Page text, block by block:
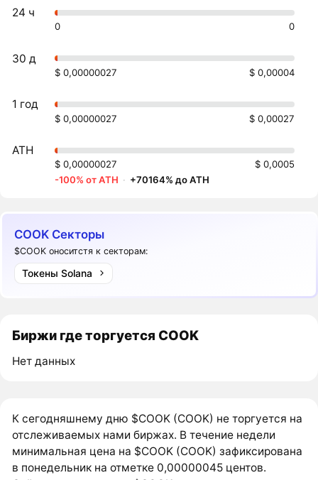
24 ч
0 0
30 д
$ 0,00000027 $ 0,00004
1 год
$ 0,00000027 $ 0,00027
ATH
$ 0,00000027
$ 0,0005
-100% от ATH · +70164% до ATH
COOK Секторы
$COOK оноситстя к секторам:
Токены Solana
Биржи где торгуется COOK
Нет данных
К сегодняшнему дню $COOK (COOK) не торгуется на
отслеживаемых нами биржах. В течение недели
минимальная цена на $COOK (COOK) зафиксирована
в понедельник на отметке 0,00000045 центов.